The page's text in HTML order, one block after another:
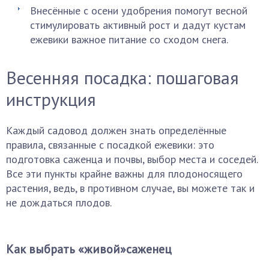
Внесённые с осени удобрения помогут весной
стимулировать активный рост и дадут кустам
ежевики важное питание со сходом снега.
Весенняя посадка: пошаговая
инструкция
Каждый садовод должен знать определённые
правила, связанные с посадкой ежевики: это
подготовка саженца и почвы, выбор места и соседей.
Все эти пункты крайне важны для плодоносящего
растения, ведь, в противном случае, вы можете так и
не дождаться плодов.
Как выбрать «живой»саженец